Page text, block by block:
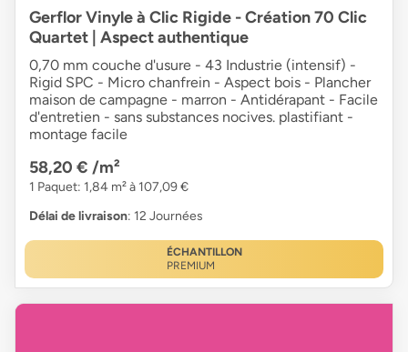
Gerflor Vinyle à Clic Rigide - Création 70 Clic
Quartet | Aspect authentique
0,70 mm couche d'usure - 43 Industrie (intensif) -
Rigid SPC - Micro chanfrein - Aspect bois - Plancher
maison de campagne - marron - Antidérapant - Facile
d'entretien - sans substances nocives. plastifiant -
montage facile
58,20 € /m²
1 Paquet: 1,84 m² à 107,09 €
Délai de livraison: 12 Journées
ÉCHANTILLON
PREMIUM